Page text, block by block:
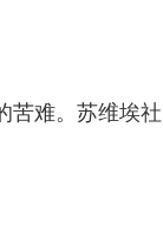
苦难。苏维埃社